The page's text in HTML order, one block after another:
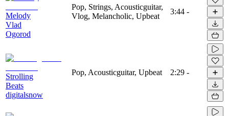
Melody
Vlad
Ogorod
Pop, Strings, Acousticguitar,
Vlog, Melancholic, Upbeat
3:44 -
Strolling
Beats
digitalsnow
Pop, Acousticguitar, Upbeat 2:29 -